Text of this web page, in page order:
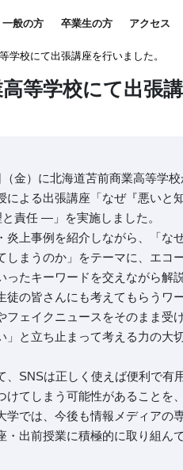
一般の方 卒業生の方 アクセス
学校にて出張講座を行いました。
等学校にて出張
金）に北海道苫前商業高等学
による出張講座「なぜ『悪いと
責任 ―」を実施しました。
上事例を紹介しながら、「な
しまうのか」をテーマに、エコ
ったキーワードを交えながら解
徒の皆さんにも考えてもらうワ
フェイクニュースをそのまま受
」と立ち止まって考える力の大
SNSは正しく使えば便利で有
けてしまう可能性があることを
学では、今後も情報メディアの
出前授業に積極的に取り組ん